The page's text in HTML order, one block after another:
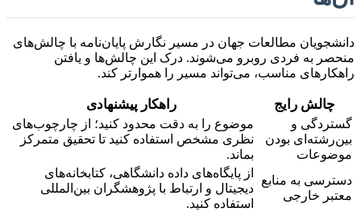
دانشجویان مطالعات جهان در مسیر نگارش پایان‌نامه با چالش‌های
منحصر به فردی روبرو می‌شوند. درک این چالش‌ها و یافتن
راهکارهای مناسب، می‌تواند مسیر را هموارتر کند.
چالش رایج راهکار پیشنهادی
گستردگی و
بین‌رشته‌ای بودن
موضوعات
موضوع را به دقت محدود کنید؛ از چارچوب‌های
نظری مشخص استفاده کنید تا تحقیق متمرکز
بماند.
دسترسی به منابع
معتبر خارجی
از پایگاه‌های داده دانشگاهی، کتابخانه‌های
دیجیتال و ارتباط با پژوهشگران بین‌المللی
استفاده کنید.